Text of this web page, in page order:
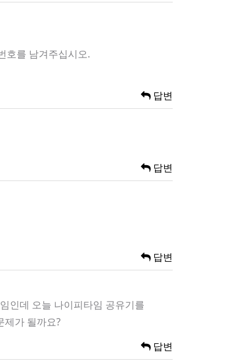
호를 남겨주십시오.
답변
답변
답변
인데 오늘 나이피타임 공유기를
제가 될까요?
답변